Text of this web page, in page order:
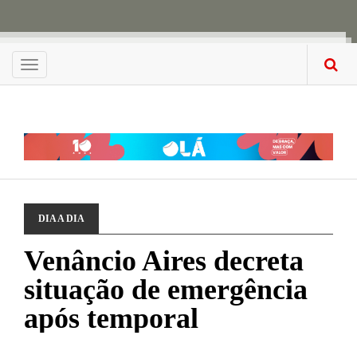
Menu
DIA A DIA
Venâncio Aires decreta
situação de emergência
após temporal